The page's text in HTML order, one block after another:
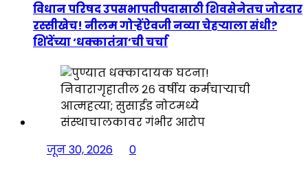
विधान परिषद उपसभापतीपदासाठी शिवसेनेतच जोरदार
रस्सीखेच! नीलम गोऱ्हेंऐवजी नव्या चेहऱ्याला संधी?
शिंदेंच्या ‘धक्कातंत्रा’ची चर्चा
जून 30, 2026
0